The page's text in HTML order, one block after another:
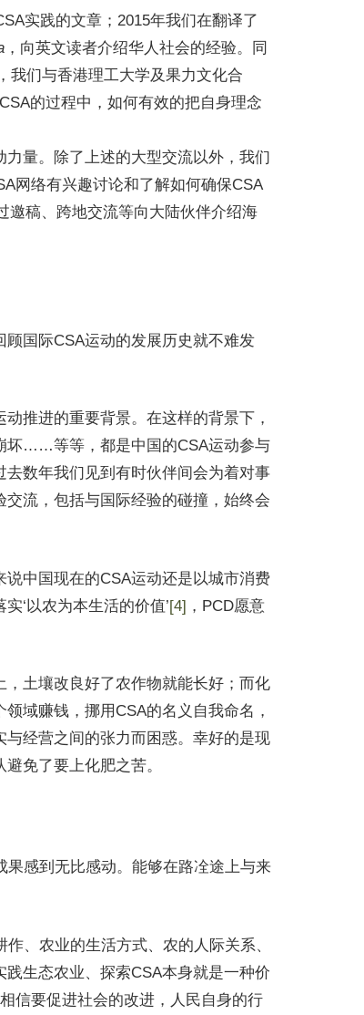
实践的文章；2015年我们在翻译了
，向英文读者介绍华人社会的经验。同
我们与香港理工大学及果力文化合
的过程中，如何有效的把自身理念
量。除了上述的大型交流以外，我们
网络有兴趣讨论和了解如何确保CSA
邀稿、跨地交流等向大陆伙伴介绍海
国际CSA运动的发展历史就不难发
推进的重要背景。在这样的背景下，
坏……等等，都是中国的CSA运动参与
数年我们见到有时伙伴间会为着对事
流，包括与国际经验的碰撞，始终会
中国现在的CSA运动还是以城市消费
‘以农为本生活的价值’[4] ，PCD愿意
土壤改良好了农作物就能长好；而化
域赚钱，挪用CSA的名义自我命名，
经营之间的张力而困惑。幸好的是现
免了要上化肥之苦。
感到无比感动。能够在路㓌途上与来
、农业的生活方式、农的人际关系、
生态农业、探索CSA本身就是一种价
信要促进社会的改进，人民自身的行